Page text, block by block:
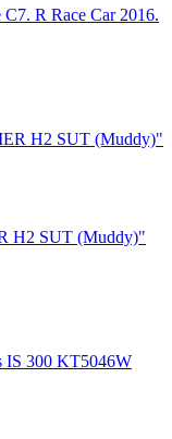
R Race Car 2016.
H2 SUT (Muddy)"